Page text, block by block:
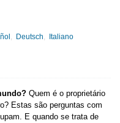
Deutsch Italiano
Quem é o proprietário
Estas são perguntas com
E quando se trata de